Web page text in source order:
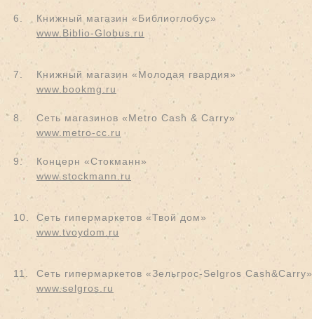
6.
Книжный магазин «Библиоглобус»
www.Biblio-Globus.ru
7.
Книжный магазин «Молодая гвардия»
www.bookmg.ru
8.
Сеть магазинов «Metro Cash & Carry»
www.metro-cc.ru
9.
Концерн «Стокманн»
www.stockmann.ru
10.
Сеть гипермаркетов «Твой дом»
www.tvoydom.ru
11.
Сеть гипермаркетов «Зельгрос-Selgros Cash&Carry»
www.selgros.ru